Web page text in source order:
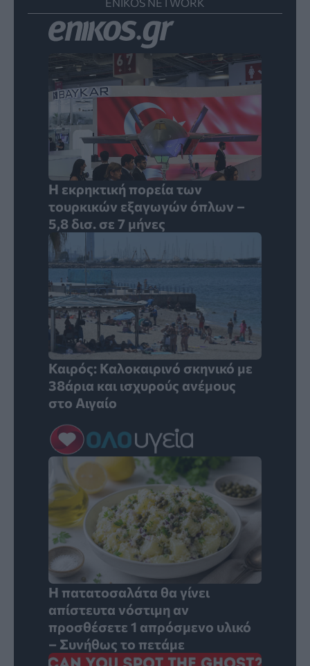
Η εκρηκτική πορεία των
τουρκικών εξαγωγών όπλων –
5,8 δισ. σε 7 μήνες
Καιρός: Καλοκαιρινό σκηνικό με
38άρια και ισχυρούς ανέμους
στο Αιγαίο
Η πατατοσαλάτα θα γίνει
απίστευτα νόστιμη αν
προσθέσετε 1 απρόσμενο υλικό
– Συνήθως το πετάμε